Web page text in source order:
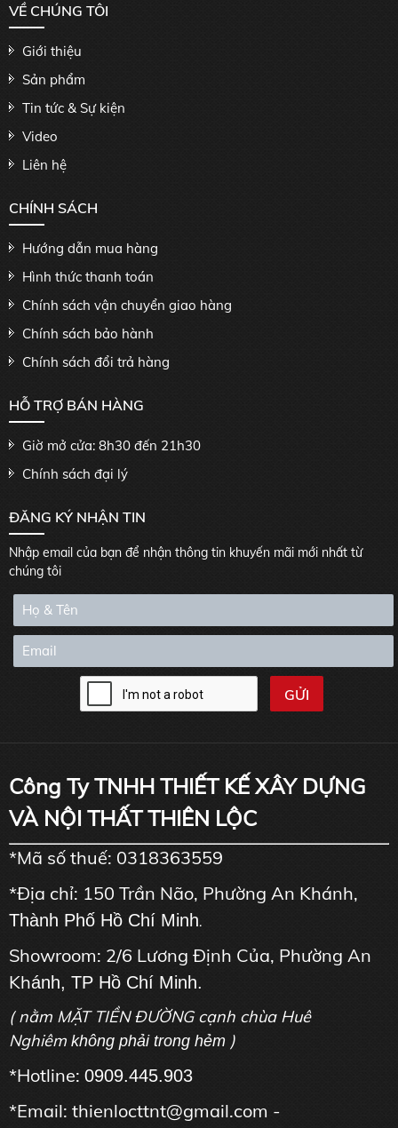
VỀ CHÚNG TÔI
Giới thiệu
Sản phẩm
Tin tức & Sự kiện
Video
Liên hệ
CHÍNH SÁCH
Hướng dẫn mua hàng
Hình thức thanh toán
Chính sách vận chuyển giao hàng
Chính sách bảo hành
Chính sách đổi trả hàng
HỖ TRỢ BÁN HÀNG
Giờ mở cửa: 8h30 đến 21h30
Chính sách đại lý
ĐĂNG KÝ NHẬN TIN
Nhập email của bạn để nhận thông tin khuyến mãi mới nhất từ
chúng tôi
Công Ty TNHH THIẾT KẾ XÂY DỰNG
VÀ NỘI THẤT THIÊN LỘC
*Mã số thuế: 0318363559
*Địa chỉ: 150 Trần Não, Phường An Khánh,
Thành Phố Hồ Chí Minh.
Showroom: 2/6 Lương Định Của, Phường An
Khánh, TP Hồ Chí Minh.
( nằm MẶT TIỀN ĐƯỜNG cạnh chùa Huê
Nghiêm không phải trong hẻm )
*Hotline: 0909.445.903
*Email: thienlocttnt@gmail.com -